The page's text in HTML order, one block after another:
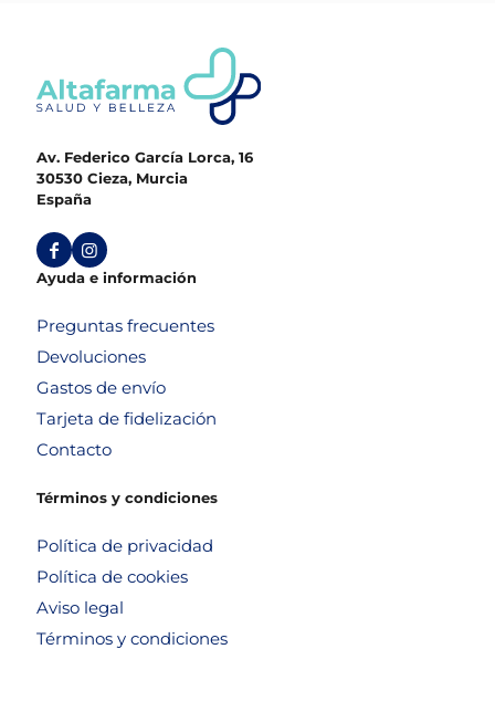
Av. Federico García Lorca, 16
30530 Cieza, Murcia
España
Ayuda e información
Preguntas frecuentes
Devoluciones
Gastos de envío
Tarjeta de fidelización
Contacto
Términos y condiciones
Política de privacidad
Política de cookies
Aviso legal
Términos y condiciones